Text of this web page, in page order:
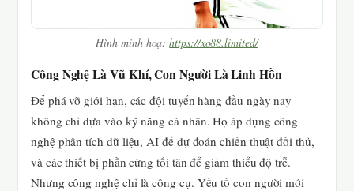
Hình minh hoạ:https://xo88.limited/
Công Nghệ Là Vũ Khí, Con Người Là Linh Hồn
Để phá vỡ giới hạn, các đội tuyển hàng đầu ngày nay
không chỉ dựa vào kỹ năng cá nhân. Họ áp dụng công
nghệ phân tích dữ liệu, AI để dự đoán chiến thuật đối thủ,
và các thiết bị phần cứng tối tân để giảm thiểu độ trễ.
Nhưng công nghệ chỉ là công cụ. Yếu tố con người mới